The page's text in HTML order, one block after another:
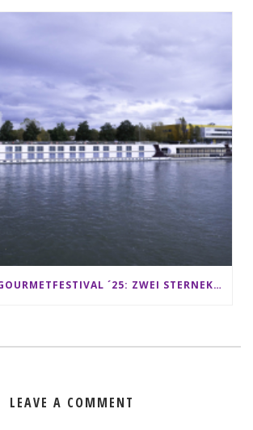
EXCELLENCE GOURMETFESTIVAL ´25: ZWEI STERNEKÖCHE ANTONIO GUIDA & DARIO MORESCO VERWÖHNEN IHRE GÄSTE AUF EINER LUXERIÖSEN SCHIFFSREISE
LEAVE A COMMENT